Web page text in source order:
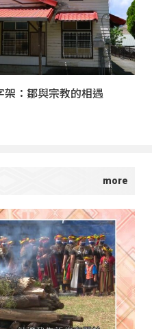
架：鄒與宗教的相遇